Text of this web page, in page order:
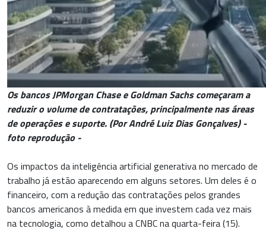
Os bancos JPMorgan Chase e Goldman Sachs começaram a
reduzir o volume de contratações, principalmente nas áreas
de operações e suporte. (Por André Luiz Dias Gonçalves) -
foto reprodução -
Os impactos da inteligência artificial generativa no mercado de
trabalho já estão aparecendo em alguns setores. Um deles é o
financeiro, com a redução das contratações pelos grandes
bancos americanos à medida em que investem cada vez mais
na tecnologia, como detalhou a CNBC na quarta-feira (15).